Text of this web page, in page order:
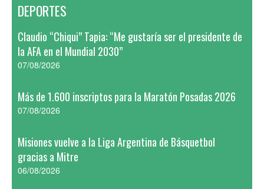
DEPORTES
Claudio “Chiqui” Tapia: “Me gustaría ser el presidente de
la AFA en el Mundial 2030”
07/08/2026
Más de 1.600 inscriptos para la Maratón Posadas 2026
07/08/2026
Misiones vuelve a la Liga Argentina de Básquetbol
gracias a Mitre
06/08/2026